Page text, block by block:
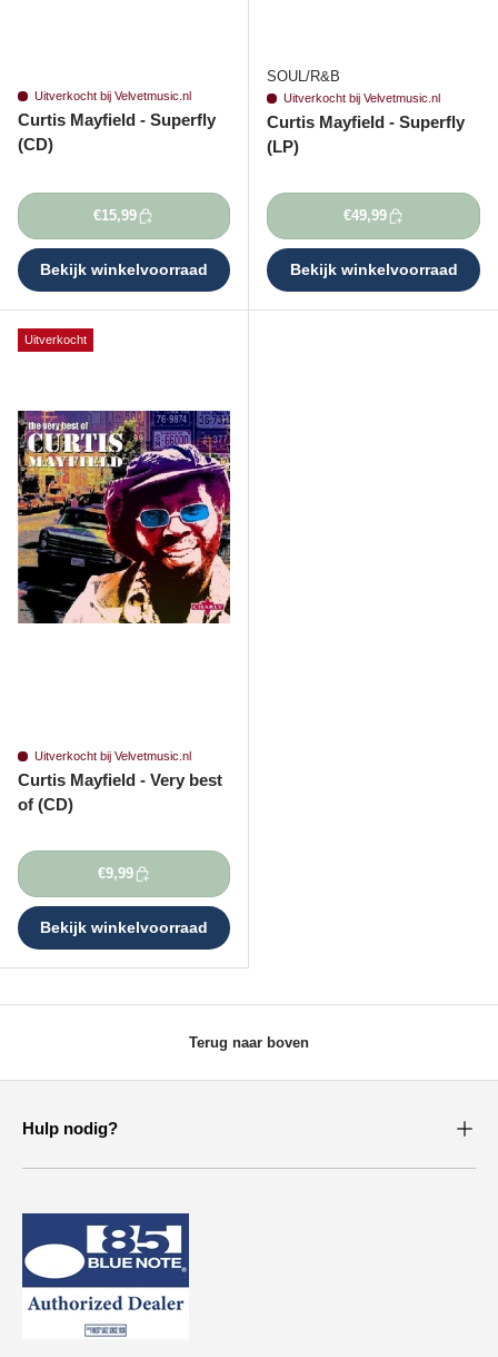
Uitverkocht bij Velvetmusic.nl
Curtis Mayfield - Superfly
(CD)
€15,99
Bekijk winkelvoorraad
SOUL/R&B
Uitverkocht bij Velvetmusic.nl
Curtis Mayfield - Superfly
(LP)
€49,99
Bekijk winkelvoorraad
Uitverkocht
Uitverkocht bij Velvetmusic.nl
Curtis Mayfield - Very best
of (CD)
€9,99
Bekijk winkelvoorraad
Terug naar boven
Hulp nodig?